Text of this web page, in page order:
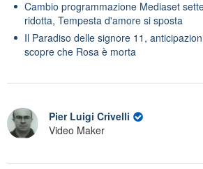
Cambio programmazione Mediaset
ridotta, Tempesta d'amore si sposta
Il Paradiso delle signore 11,
scopre che Rosa è morta
Pier Luigi Crivelli
Video Maker